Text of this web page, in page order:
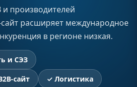
производителей
расширяет международное
в регионе низкая.
и СЭЗ
сайт ✓ Логистика